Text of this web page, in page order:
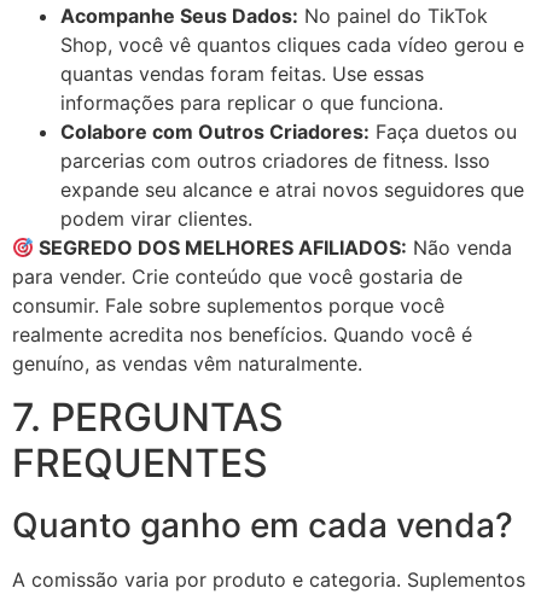
Acompanhe Seus Dados: No painel do TikTok
Shop, você vê quantos cliques cada vídeo gerou e
quantas vendas foram feitas. Use essas
informações para replicar o que funciona.
Colabore com Outros Criadores: Faça duetos ou
parcerias com outros criadores de fitness. Isso
expande seu alcance e atrai novos seguidores que
podem virar clientes.
SEGREDO DOS MELHORES AFILIADOS: Não venda
para vender. Crie conteúdo que você gostaria de
consumir. Fale sobre suplementos porque você
realmente acredita nos benefícios. Quando você é
genuíno, as vendas vêm naturalmente.
7. PERGUNTAS
FREQUENTES
Quanto ganho em cada venda?
A comissão varia por produto e categoria. Suplementos